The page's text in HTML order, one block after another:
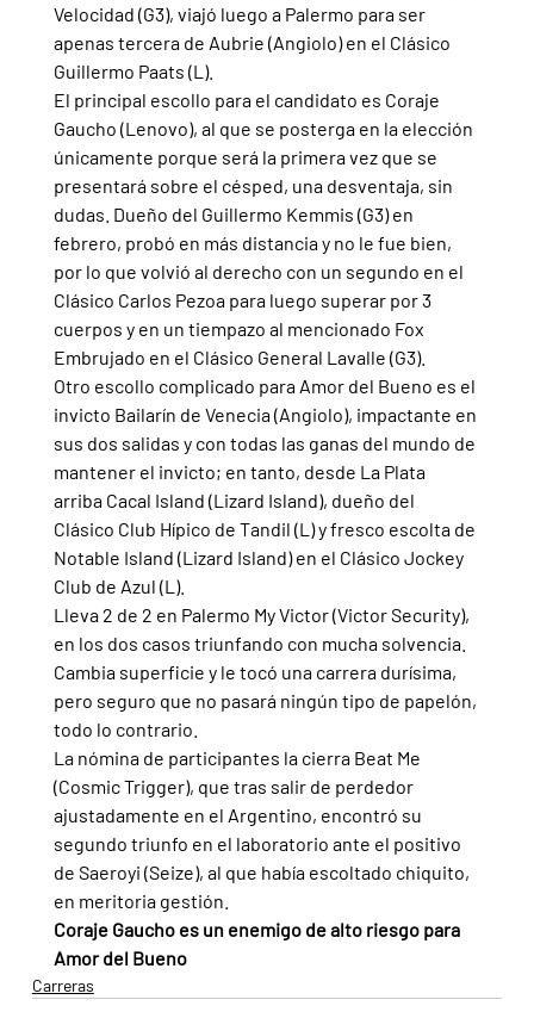
Velocidad (G3), viajó luego a Palermo para ser
apenas tercera de Aubrie (Angiolo) en el Clásico
Guillermo Paats (L).
El principal escollo para el candidato es Coraje
Gaucho (Lenovo), al que se posterga en la elección
únicamente porque será la primera vez que se
presentará sobre el césped, una desventaja, sin
dudas. Dueño del Guillermo Kemmis (G3) en
febrero, probó en más distancia y no le fue bien,
por lo que volvió al derecho con un segundo en el
Clásico Carlos Pezoa para luego superar por 3
cuerpos y en un tiempazo al mencionado Fox
Embrujado en el Clásico General Lavalle (G3).
Otro escollo complicado para Amor del Bueno es el
invicto Bailarín de Venecia (Angiolo), impactante en
sus dos salidas y con todas las ganas del mundo de
mantener el invicto; en tanto, desde La Plata
arriba Cacal Island (Lizard Island), dueño del
Clásico Club Hípico de Tandil (L) y fresco escolta de
Notable Island (Lizard Island) en el Clásico Jockey
Club de Azul (L).
Lleva 2 de 2 en Palermo My Victor (Victor Security),
en los dos casos triunfando con mucha solvencia.
Cambia superficie y le tocó una carrera durísima,
pero seguro que no pasará ningún tipo de papelón,
todo lo contrario.
La nómina de participantes la cierra Beat Me
(Cosmic Trigger), que tras salir de perdedor
ajustadamente en el Argentino, encontró su
segundo triunfo en el laboratorio ante el positivo
de Saeroyi (Seize), al que había escoltado chiquito,
en meritoria gestión.
Coraje Gaucho es un enemigo de alto riesgo para
Amor del Bueno
Carreras